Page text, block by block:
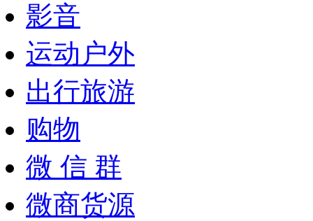
影音
运动户外
出行旅游
购物
微 信 群
微商货源